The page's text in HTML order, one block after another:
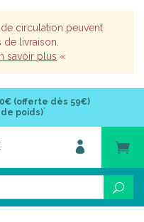
circulation peuvent
livraison.
savoir plus «
(offerte dès 59€)
poids)*